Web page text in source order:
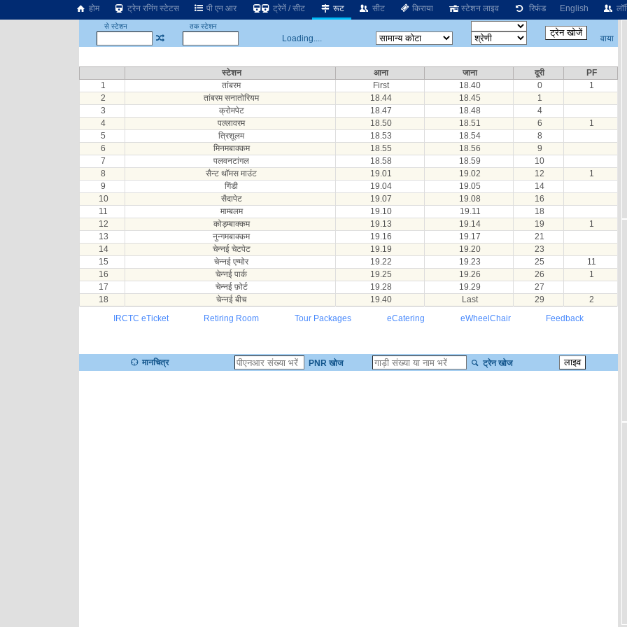
होम ट्रेन रनिंग स्टेटस पी एन आर ट्रेनें / सीट रूट सीट किराया स्टेशन लाइव रिफंड English
से स्टेशन तक स्टेशन
Loading.... वाया
स्टेशन आना जाना दूरी
PF
1
तांबरम First 18.40 0
1
2
तांबरम सनातोरियम 18.44 18.45
1
3
क्रोमपेट 18.47 18.48
4
4
पल्लावरम 18.50 18.51 6
1
5
त्रिशूलम 18.53 18.54
8
6
मिनमबाक्कम 18.55 18.56
9
7
पलवनटांगल 18.58 18.59
10
8
सैन्ट थॉमस माउंट 19.01 19.02 12
1
9
गिंडी 19.04 19.05
14
10
सैदापेट 19.07 19.08
16
11
माम्बलम 19.10 19.11
18
12
कोड़म्बाक्कम 19.13 19.14 19
1
13
नुन्गमबाक्कम 19.16 19.17
21
14
चेन्नई चेटपेट 19.19 19.20
23
15
चेन्नई एग्मोर 19.22 19.23 25
11
16
चेन्नई पार्क 19.25 19.26 26
1
17
चेन्नई फ़ोर्ट 19.28 19.29
27
18
चेन्नई बीच 19.40 Last 29
2
IRCTC eTicket
Retiring Room Tour Packages eCatering eWheelChair Feedback
मानचित्र PNR खोज ट्रेन खोज